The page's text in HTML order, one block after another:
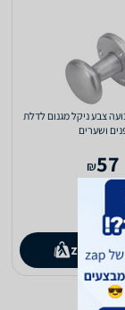
צבע ניקל מגנום לדלת
ושערים
57
₪
zapstore